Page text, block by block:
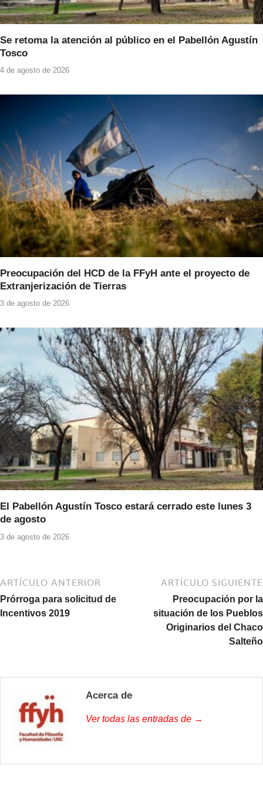
Se retoma la atención al público en el Pabellón Agustín
Tosco
4 de agosto de 2026
Preocupación del HCD de la FFyH ante el proyecto de
Extranjerización de Tierras
3 de agosto de 2026
El Pabellón Agustín Tosco estará cerrado este lunes 3
de agosto
3 de agosto de 2026
ARTÍCULO ANTERIOR
Prórroga para solicitud de
Incentivos 2019
ARTÍCULO SIGUIENTE
Preocupación por la
situación de los Pueblos
Originarios del Chaco
Salteño
Acerca de
Ver todas las entradas de →